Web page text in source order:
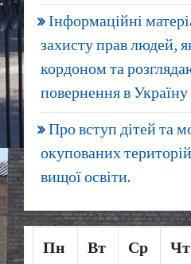
Інформаційні
захисту прав людей,
кордоном та
повернення в Україну
Про вступ дітей та
окупованих
вищої освіти.
Пн Вт Ср Чт